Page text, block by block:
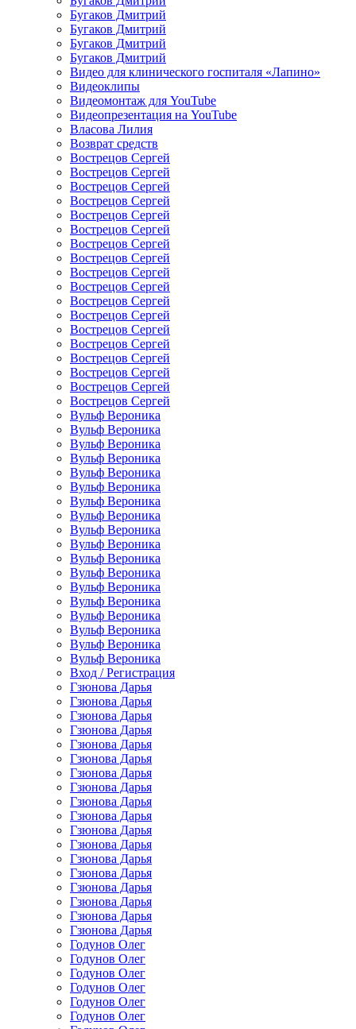
Бугаков Дмитрий
Бугаков Дмитрий
Бугаков Дмитрий
Бугаков Дмитрий
Видео для клинического госпиталя «Лапино»
Видеоклипы
Видеомонтаж для YouTube
Видеопрезентация на YouTube
Власова Лилия
Возврат средств
Вострецов Сергей
Вострецов Сергей
Вострецов Сергей
Вострецов Сергей
Вострецов Сергей
Вострецов Сергей
Вострецов Сергей
Вострецов Сергей
Вострецов Сергей
Вострецов Сергей
Вострецов Сергей
Вострецов Сергей
Вострецов Сергей
Вострецов Сергей
Вострецов Сергей
Вострецов Сергей
Вострецов Сергей
Вострецов Сергей
Вульф Вероника
Вульф Вероника
Вульф Вероника
Вульф Вероника
Вульф Вероника
Вульф Вероника
Вульф Вероника
Вульф Вероника
Вульф Вероника
Вульф Вероника
Вульф Вероника
Вульф Вероника
Вульф Вероника
Вульф Вероника
Вульф Вероника
Вульф Вероника
Вульф Вероника
Вульф Вероника
Вход / Регистрация
Гзюнова Дарья
Гзюнова Дарья
Гзюнова Дарья
Гзюнова Дарья
Гзюнова Дарья
Гзюнова Дарья
Гзюнова Дарья
Гзюнова Дарья
Гзюнова Дарья
Гзюнова Дарья
Гзюнова Дарья
Гзюнова Дарья
Гзюнова Дарья
Гзюнова Дарья
Гзюнова Дарья
Гзюнова Дарья
Гзюнова Дарья
Гзюнова Дарья
Годунов Олег
Годунов Олег
Годунов Олег
Годунов Олег
Годунов Олег
Годунов Олег